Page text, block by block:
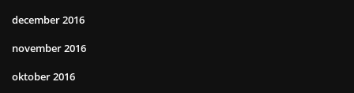
december 2016
november 2016
oktober 2016